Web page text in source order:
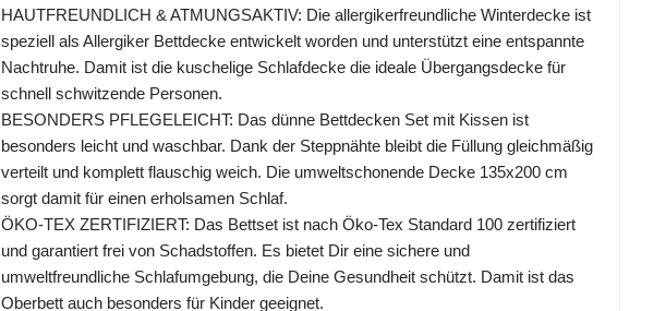
HAUTFREUNDLICH & ATMUNGSAKTIV: Die allergikerfreundliche Winterdecke ist
speziell als Allergiker Bettdecke entwickelt worden und unterstützt eine entspannte
Nachtruhe. Damit ist die kuschelige Schlafdecke die ideale Übergangsdecke für
schnell schwitzende Personen.
BESONDERS PFLEGELEICHT: Das dünne Bettdecken Set mit Kissen ist
besonders leicht und waschbar. Dank der Steppnähte bleibt die Füllung gleichmäßig
verteilt und komplett flauschig weich. Die umweltschonende Decke 135x200 cm
sorgt damit für einen erholsamen Schlaf.
ÖKO-TEX ZERTIFIZIERT: Das Bettset ist nach Öko-Tex Standard 100 zertifiziert
und garantiert frei von Schadstoffen. Es bietet Dir eine sichere und
umweltfreundliche Schlafumgebung, die Deine Gesundheit schützt. Damit ist das
Oberbett auch besonders für Kinder geeignet.